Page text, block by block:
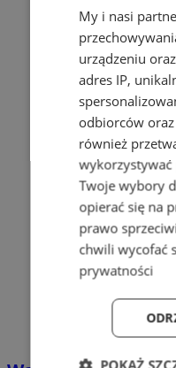
My i nasi
urządzeniu
adres IP,
odbiorców oraz
również
wykorzystywać
Twoje wybory
opierać się na
prawo
chwili wycofać
prywatności
POKAŻ